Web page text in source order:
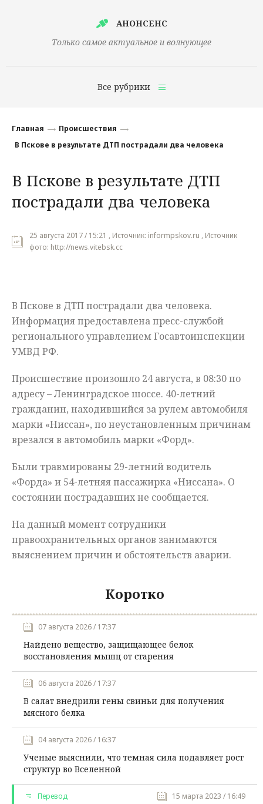
АНОНСЕНС
Только самое актуальное и волнующее
Все рубрики
Финансы
Наука
Культура
Общество
Происшествия
Главная
Происшествия
В Пскове в результате ДТП пострадали два человека
В Пскове в результате ДТП
пострадали два человека
25 августа 2017 / 15:21 , Источник: informpskov.ru , Источник
фото: http://news.vitebsk.cc
В Пскове в ДТП пострадали два человека.
Информация предоставлена пресс-службой
регионального управлением Госавтоинспекции
УМВД РФ.
Происшествие произошло 24 августа, в 08:30 по
адресу – Ленинградское шоссе. 40-летний
гражданин, находившийся за рулем автомобиля
марки «Ниссан», по неустановленным причинам
врезался в автомобиль марки «Форд».
Были травмированы 29-летний водитель
«Форда» и 54-летняя пассажирка «Ниссана». О
состоянии пострадавших не сообщается.
На данный момент сотрудники
правоохранительных органов занимаются
выяснением причин и обстоятельств аварии.
Коротко
07 августа 2026 / 17:37
Найдено вещество, защищающее белок
восстановления мышц от старения
06 августа 2026 / 17:37
В салат внедрили гены свиньи для получения
мясного белка
04 августа 2026 / 16:37
Ученые выяснили, что темная сила подавляет рост
структур во Вселенной
Перевод 15 марта 2023 / 16:49